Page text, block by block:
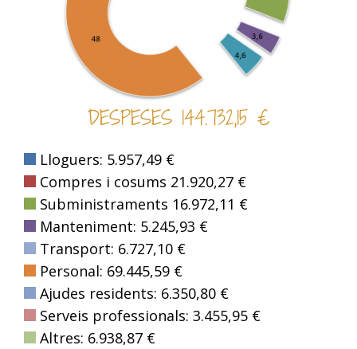
DESPESES 144.732,15 €
Lloguers: 5.957,49 €
Compres i cosums 21.920,27 €
Subministraments 16.972,11 €
Manteniment: 5.245,93 €
Transport: 6.727,10 €
Personal: 69.445,59 €
Ajudes residents: 6.350,80 €
Serveis professionals: 3.455,95 €
Altres: 6.938,87 €